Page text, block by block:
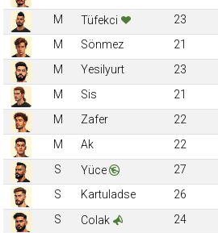
M
Tüfekci 23
M
Sönmez 21
M
Yesilyurt 23
M
Sis 21
M
Zafer 22
M
Ak 22
S
Yüce 27
S
Kartuladse 26
S
Colak 24